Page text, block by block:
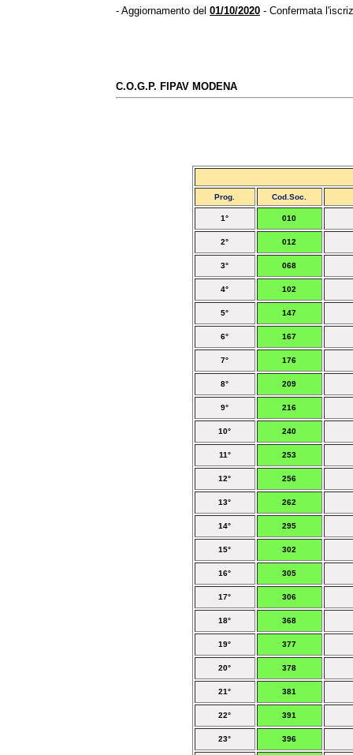
- Aggiornamento del 01/10/2020 - Confermata
C.O.G.P. FIPAV MODENA
Prog. Cod.Soc.
1° 010
2° 012
3° 068
4° 102
5° 147
6° 167
7° 176
8° 209
9° 216
10° 240
11° 253
12° 256
13° 262
14° 295
15° 302
16° 305
17° 306
18° 368
19° 377
20° 378
21° 381
22° 391
23° 396